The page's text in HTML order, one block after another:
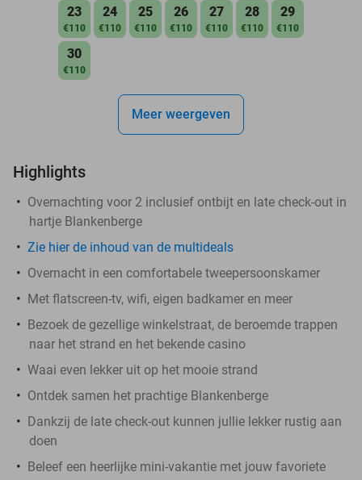
23
€110
24
€110
25
€110
26
€110
27
€110
28
€110
29
€110
30
€110
Meer weergeven
Highlights
Overnachting voor 2 inclusief ontbijt en late check-out in
hartje Blankenberge
Zie hier de inhoud van de multideals
Overnacht in een comfortabele tweepersoonskamer
Met flatscreen-tv, wifi, eigen badkamer en meer
Bezoek de gezellige winkelstraat, de beroemde trappen
naar het strand en het bekende casino
Waai even lekker uit op het mooie strand
Ontdek samen het prachtige Blankenberge
Dankzij de late check-out kunnen jullie lekker rustig aan
doen
Beleef een heerlijke mini-vakantie met jouw favoriete